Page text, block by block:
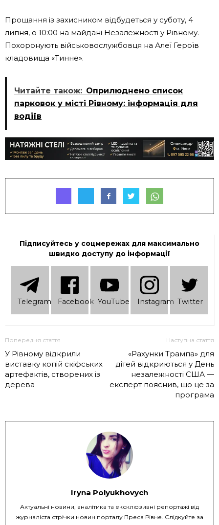
Прощання із захисником відбудеться у суботу, 4
липня, о 10:00 на майдані Незалежності у Рівному.
Похоронують військовослужбовця на Алеї Героїв
кладовища «Тинне».
Читайте також: Оприлюднено список
парковок у місті Рівному: інформація для
водіїв
Підписуйтесь у соцмережах для максимально
швидко доступу до інформації
Telеgram Facebook YouTube Instagram Twitter
Попередня стаття
У Рівному відкрили
виставку копій скіфських
артефактів, створених із
дерева
Наступна стаття
«Рахунки Трампа» для
дітей відкриються у День
незалежності США —
експерт пояснив, що це за
програма
Iryna Polyukhovych
Актуальні новини, аналітика та ексклюзивні репортажі від
журналіста стрічки новин порталу Преса Рівне. Слідкуйте за